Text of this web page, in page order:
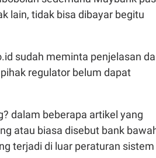
lain, tidak bisa dibayar begitu
sudah meminta penjelasan
regulator belum dapat
dalam beberapa artikel yang
atau biasa disebut bank
terjadi di luar peraturan sistem